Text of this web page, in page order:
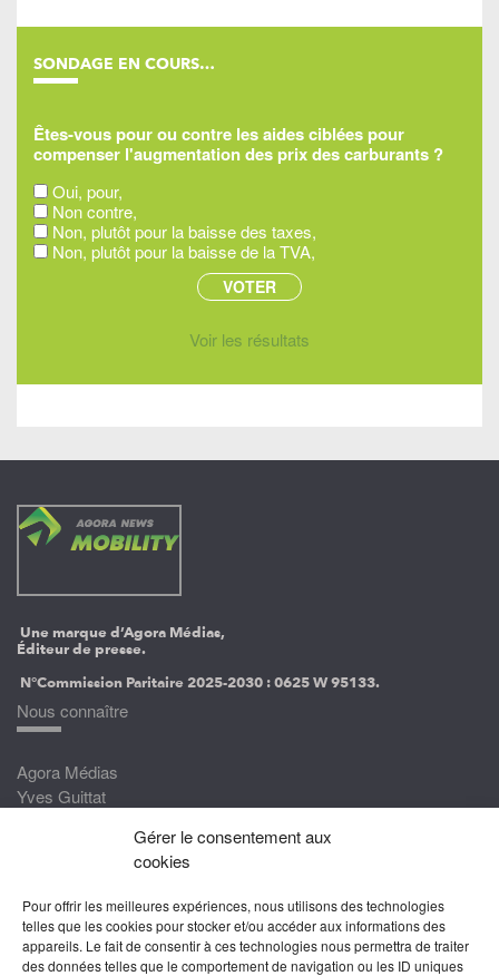
Gérer le consentement aux
cookies
Pour offrir les meilleures expériences, nous utilisons des technologies
telles que les cookies pour stocker et/ou accéder aux informations des
appareils. Le fait de consentir à ces technologies nous permettra de traiter
des données telles que le comportement de navigation ou les ID uniques
SONDAGE EN COURS…
Êtes-vous pour ou contre les aides ciblées pour
compenser l'augmentation des prix des carburants ?
Oui, pour,
Non contre,
Non, plutôt pour la baisse des taxes,
Non, plutôt pour la baisse de la TVA,
Voir les résultats
Une marque d’Agora Médias,
Éditeur de presse.
N°Commission Paritaire 2025-2030 :0625 W 95133.
Nous connaître
Agora Médias
Yves Guittat
Devenez correspondant
Rejoignez nos experts
Devenez Partenaire